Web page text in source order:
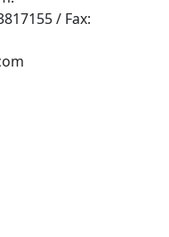
/ Fax: